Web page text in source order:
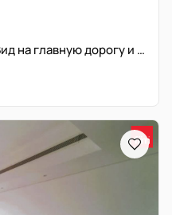
Просторная 1-комнатная | Вид на главную дорогу и общественную зону